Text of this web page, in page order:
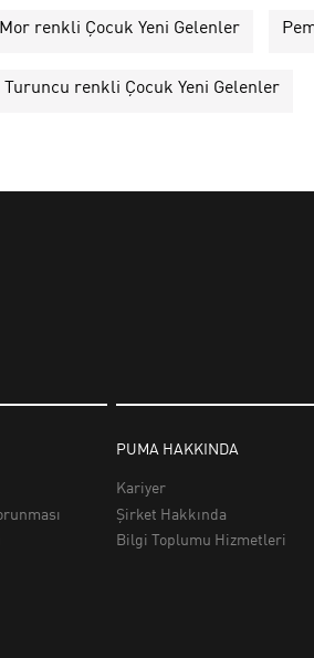
Mor renkli Çocuk Yeni Gelenler
Turuncu renkli Çocuk Yeni Gelenler